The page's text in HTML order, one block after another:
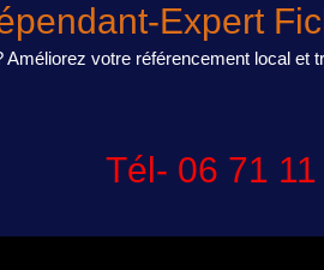
Expert
Améliorez votre référencement local
Tél- 06 71